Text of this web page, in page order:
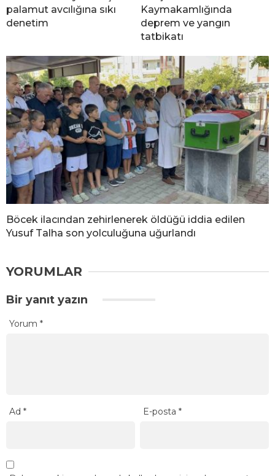
palamut avcılığına sıkı
denetim
Kaymakamlığında
deprem ve yangın
tatbikatı
Böcek ilacından zehirlenerek öldüğü iddia edilen
Yusuf Talha son yolculuğuna uğurlandı
YORUMLAR
Bir yanıt yazın
Yorum *
Ad * E-posta*